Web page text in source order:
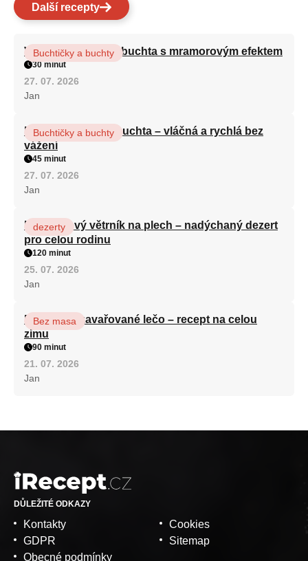
Další recepty
Vláčná olejová litá buchta s mramorovým efektem
Buchtičky a buchty
30 minut
27. 07. 2026
Jan
Hrnková maková buchta – vláčná a rychlá bez
vážení
Buchtičky a buchty
45 minut
27. 07. 2026
Jan
Karamelový větrník na plech – nadýchaný dezert
pro celou rodinu
dezerty
120 minut
25. 07. 2026
Jan
Babiččino zavařované lečo – recept na celou
zimu
Bez masa
90 minut
21. 07. 2026
Jan
DŮLEŽITÉ ODKAZY
Kontakty
GDPR
Obecné podmínky
Cookies
Sitemap